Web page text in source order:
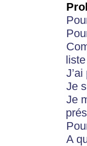
Je
Je
A